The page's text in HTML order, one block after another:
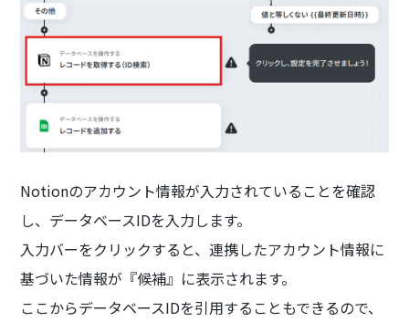
Notionのアカウント情報が入力されていることを確認
し、データベースIDを入力します。
入力バーをクリックすると、連携したアカウント情報に
基づいた情報が『候補』に表示されます。
ここからデータベースIDを引用することもできるので、